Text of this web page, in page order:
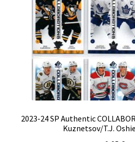
2023-24 SP Authentic
Kuznetsov/T.J.